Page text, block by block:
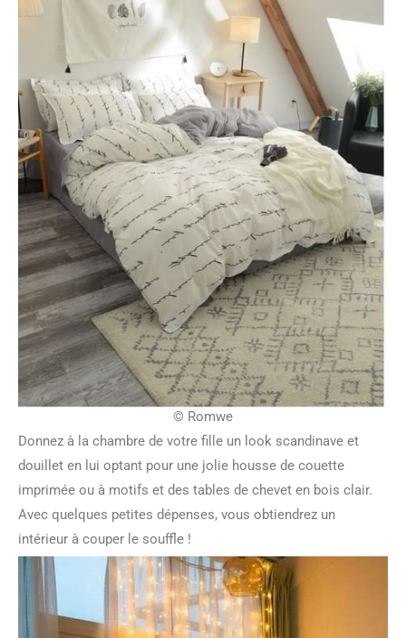
© Romwe
Donnez à la chambre de votre fille un look scandinave et
douillet en lui optant pour une jolie housse de couette
imprimée ou à motifs et des tables de chevet en bois clair.
Avec quelques petites dépenses, vous obtiendrez un
intérieur à couper le souffle !